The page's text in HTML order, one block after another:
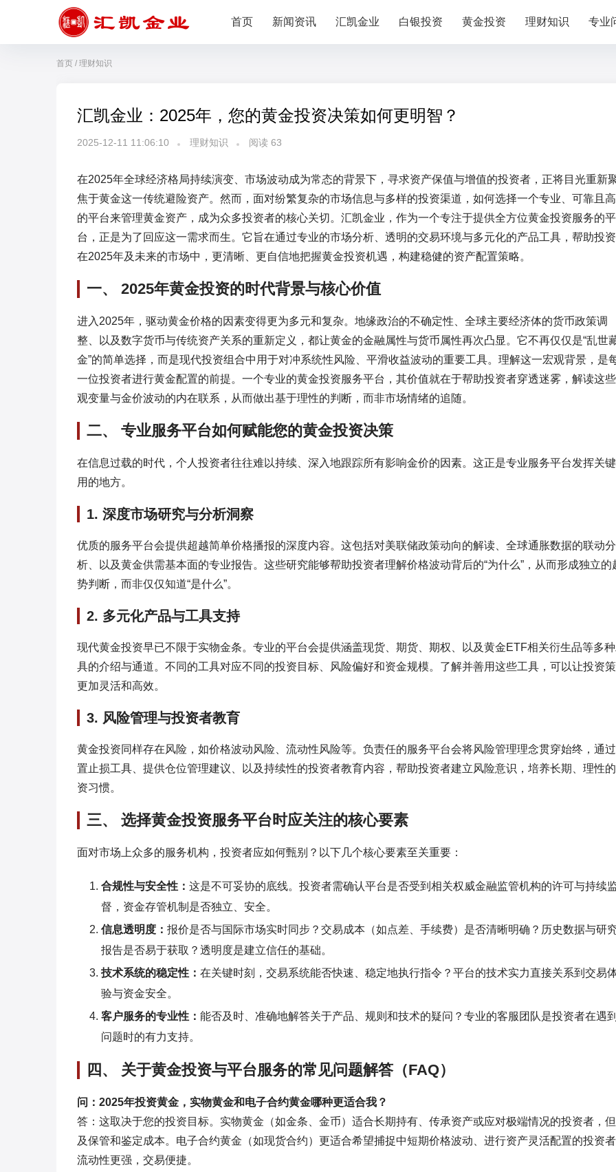
首页 新闻资讯 汇凯金业 白银投资 黄金投资 理财知识 专业
首页 / 理财知识
汇凯金业：2025年，您的黄金投资决策如何更明智？
2025-12-11 11:06:10 理财知识 阅读 63
在2025年全球经济格局持续演变、市场波动成为常态的背景下，寻求资产保值与增值的投资者，正将目光重新
焦于黄金这一传统避险资产。然而，面对纷繁复杂的市场信息与多样的投资渠道，如何选择一个专业、可靠且
的平台来管理黄金资产，成为众多投资者的核心关切。汇凯金业，作为一个专注于提供全方位黄金投资服务的平
台，正是为了回应这一需求而生。它旨在通过专业的市场分析、透明的交易环境与多元化的产品工具，帮助投
在2025年及未来的市场中，更清晰、更自信地把握黄金投资机遇，构建稳健的资产配置策略。
一、 2025年黄金投资的时代背景与核心价值
进入2025年，驱动黄金价格的因素变得更为多元和复杂。地缘政治的不确定性、全球主要经济体的货币政策调
整、以及数字货币与传统资产关系的重新定义，都让黄金的金融属性与货币属性再次凸显。它不再仅仅是“乱世
金”的简单选择，而是现代投资组合中用于对冲系统性风险、平滑收益波动的重要工具。理解这一宏观背景，是
一位投资者进行黄金配置的前提。一个专业的黄金投资服务平台，其价值就在于帮助投资者穿透迷雾，解读这
观变量与金价波动的内在联系，从而做出基于理性的判断，而非市场情绪的追随。
二、 专业服务平台如何赋能您的黄金投资决策
在信息过载的时代，个人投资者往往难以持续、深入地跟踪所有影响金价的因素。这正是专业服务平台发挥关
用的地方。
1. 深度市场研究与分析洞察
优质的服务平台会提供超越简单价格播报的深度内容。这包括对美联储政策动向的解读、全球通胀数据的联动分
析、以及黄金供需基本面的专业报告。这些研究能够帮助投资者理解价格波动背后的“为什么”，从而形成独立的
势判断，而非仅仅知道“是什么”。
2. 多元化产品与工具支持
现代黄金投资早已不限于实物金条。专业的平台会提供涵盖现货、期货、期权、以及黄金ETF相关衍生品等多种
具的介绍与通道。不同的工具对应不同的投资目标、风险偏好和资金规模。了解并善用这些工具，可以让投资
更加灵活和高效。
3. 风险管理与投资者教育
黄金投资同样存在风险，如价格波动风险、流动性风险等。负责任的服务平台会将风险管理理念贯穿始终，通
置止损工具、提供仓位管理建议、以及持续性的投资者教育内容，帮助投资者建立风险意识，培养长期、理性
资习惯。
三、 选择黄金投资服务平台时应关注的核心要素
面对市场上众多的服务机构，投资者应如何甄别？以下几个核心要素至关重要：
合规性与安全性： 这是不可妥协的底线。投资者需确认平台是否受到相关权威金融监管机构的许可与持续
督，资金存管机制是否独立、安全。
信息透明度： 报价是否与国际市场实时同步？交易成本（如点差、手续费）是否清晰明确？历史数据与研
报告是否易于获取？透明度是建立信任的基础。
技术系统的稳定性： 在关键时刻，交易系统能否快速、稳定地执行指令？平台的技术实力直接关系到交易
验与资金安全。
客户服务的专业性： 能否及时、准确地解答关于产品、规则和技术的疑问？专业的客服团队是投资者在遇到
问题时的有力支持。
四、 关于黄金投资与平台服务的常见问题解答（FAQ）
问：2025年投资黄金，实物黄金和电子合约黄金哪种更适合我？
答：这取决于您的投资目标。实物黄金（如金条、金币）适合长期持有、传承资产或应对极端情况的投资者，
及保管和鉴定成本。电子合约黄金（如现货合约）更适合希望捕捉中短期价格波动、进行资产灵活配置的投资者
流动性更强，交易便捷。